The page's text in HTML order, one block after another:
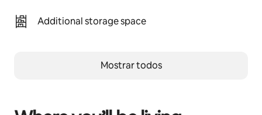
Additional storage space
Mostrar todos